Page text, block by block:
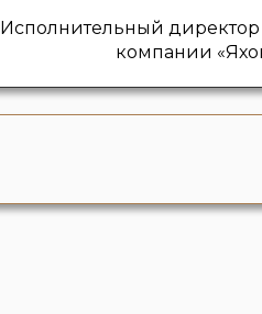
Исполнительный
компании